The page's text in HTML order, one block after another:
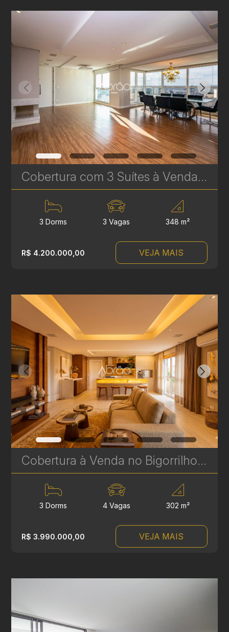
Cobertura com 3 Suítes à Venda no Infinity & Privilege - 348 m² - Ecoville | Ref. 1750
3 Dorms 3 Vagas 348 m²
R$ 4.200.000,00 VEJA MAIS
Cobertura à Venda no Bigorrilho – 302 m², 3 Suítes, Piscina Privativa e 4 Vagas | Ref 1740
3 Dorms 4 Vagas 302 m²
R$ 3.990.000,00 VEJA MAIS